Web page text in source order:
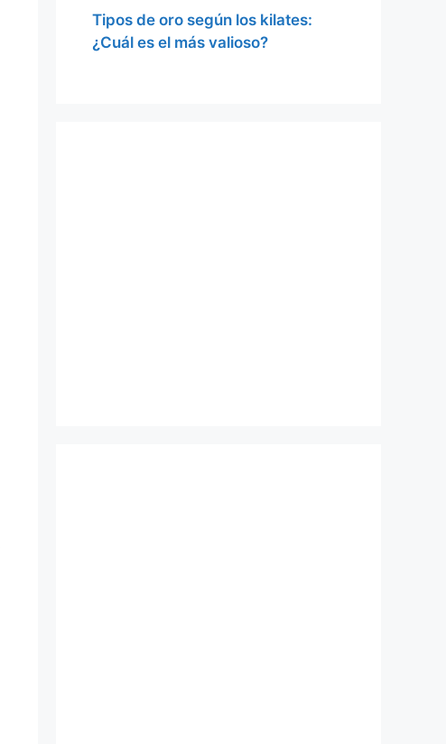
Tipos de oro según los kilates:
¿Cuál es el más valioso?